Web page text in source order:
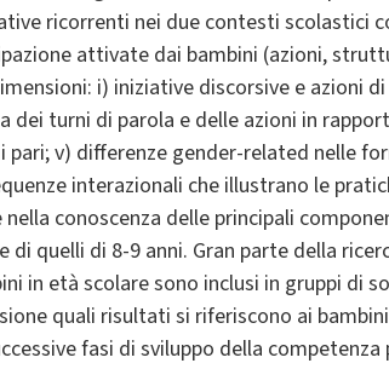
ricorrenti nei due contesti scolastici
attivate dai bambini (azioni,
i) iniziative discorsive e azioni
turni di parola e delle azioni in
v) differenze gender-related nelle
interazionali che illustrano le
conoscenza delle principali
quelli di 8-9 anni. Gran parte della
in età scolare sono inclusi in gruppi di
quali risultati si riferiscono ai
fasi di sviluppo della